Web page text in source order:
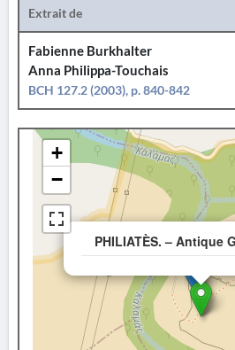
Extrait de
Fabienne Burkhalter
Anna Philippa-Touchais
BCH 127.2 (2003), p. 840-842
PHILIATÈS. – Antique
+
−